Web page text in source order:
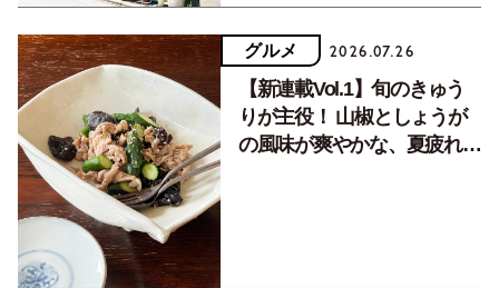
グルメ 2026.07.26
【新連載Vol.1】旬のきゅう
りが主役！ 山椒としょうが
の風味が爽やかな、夏疲れを